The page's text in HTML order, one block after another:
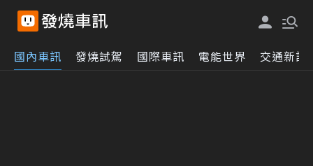
國內車訊 發燒試駕 國際車訊 電能世界 交通新訊